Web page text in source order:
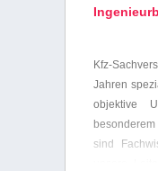
Kfz-
Jahren
objektive
sind